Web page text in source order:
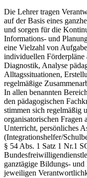
Die Lehrer tragen
auf der Basis eines
und sorgen für die
Informations- und
eine Vielzahl von
individuellen Förderpläne
Diagnostik, Analyse
Alltagssituationen,
regelmäßige
In allen benannten
den pädagogischen
stimmen sich regelmäßig
organisatorischen Fragen
Unterricht, persönliches
(Integrationshelfer/
§ 54 Abs. 1 Satz 1 Nr.1
ganztägige Bildungs-
jeweiligen